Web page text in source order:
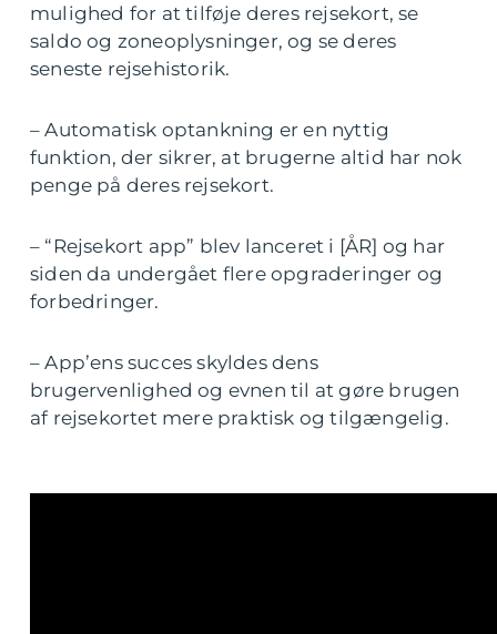
mulighed for at tilføje deres rejsekort, se
saldo og zoneoplysninger, og se deres
seneste rejsehistorik.
– Automatisk optankning er en nyttig
funktion, der sikrer, at brugerne altid har nok
penge på deres rejsekort.
– “Rejsekort app” blev lanceret i [ÅR] og har
siden da undergået flere opgraderinger og
forbedringer.
– App’ens succes skyldes dens
brugervenlighed og evnen til at gøre brugen
af rejsekortet mere praktisk og tilgængelig.